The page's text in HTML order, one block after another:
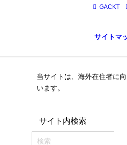
GACKT
サイトマ
当サイトは、海外在住者に
います。
サイト内検索